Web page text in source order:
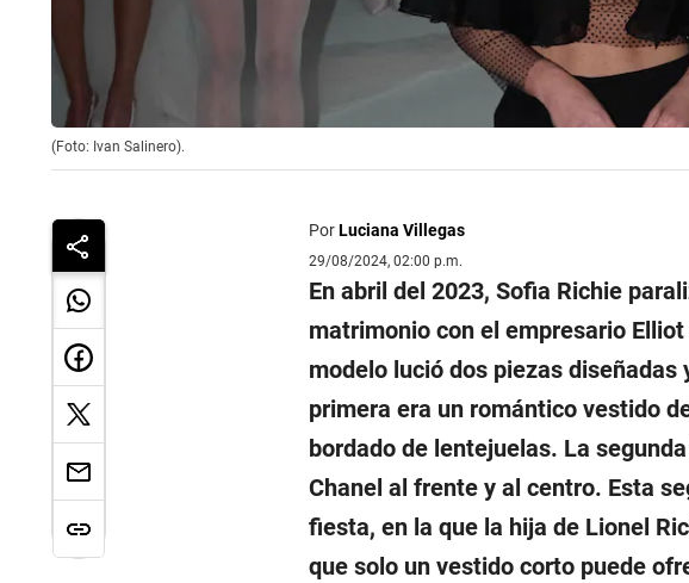
(Foto: Ivan Salinero).
PorLuciana Villegas
29/08/2024, 02:00 p.m.
En abril del 2023, Sofia Richie
matrimonio con el empresario
modelo lució dos piezas
primera era un romántico vestido
bordado de lentejuelas. La
Chanel al frente y al centro. Esta
fiesta, en la que la hija de Lionel
que solo un vestido corto puede